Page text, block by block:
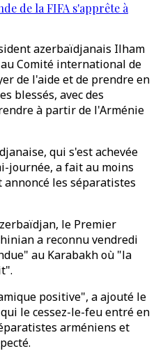
de la FIFA s'apprête à
azerbaïdjanais Ilham
Comité international de
de l'aide et de prendre en
blessés, avec des
à partir de l'Arménie
qui s'est achevée
journée, a fait au moins
annoncé les séparatistes
le Premier
a reconnu vendredi
au Karabakh où "la
positive", a ajouté le
le cessez-le-feu entré en
arméniens et